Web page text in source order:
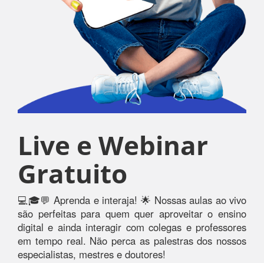
Live e Webinar
Gratuito
💻🎓💬 Aprenda e interaja! 🌟 Nossas aulas ao vivo
são perfeitas para quem quer aproveitar o ensino
digital e ainda interagir com colegas e professores
em tempo real. Não perca as palestras dos nossos
especialistas, mestres e doutores!